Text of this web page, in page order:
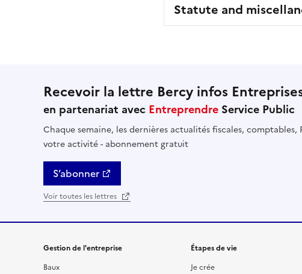
Statute and
Recevoir la lettre Bercy infos
en partenariat avec Entreprendre Service Public
Chaque semaine, les dernières actualités fiscales,
votre activité - abonnement gratuit
S’abonner
Voir toutes les lettres
Gestion de l'entreprise
Baux
Étapes de vie
Je crée